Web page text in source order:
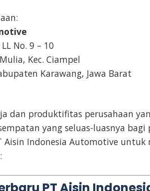
No. 9 – 10
Kec. Ciampel
Karawang, Jawa Barat
dan produktifitas perusahaan
yang seluas-luasnya
Aisin Indonesia Automotive